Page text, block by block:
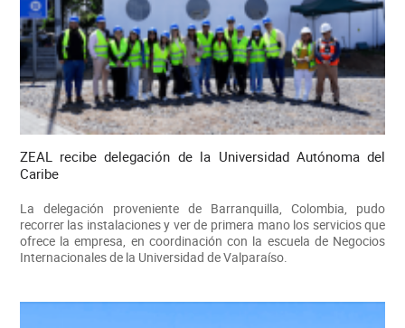
ZEAL recibe delegación de la Universidad Autónoma del
Caribe
La delegación proveniente de Barranquilla, Colombia, pudo
recorrer las instalaciones y ver de primera mano los servicios que
ofrece la empresa, en coordinación con la escuela de Negocios
Internacionales de la Universidad de Valparaíso.